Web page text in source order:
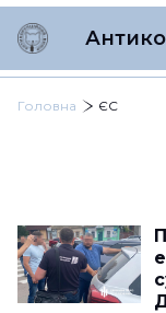
Головна ЄС